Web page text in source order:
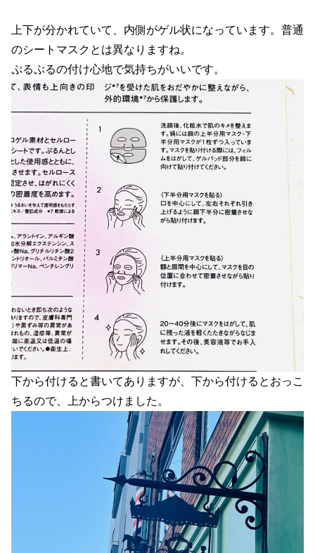
上下が分かれていて、内側がゲル状になっています。普通
のシートマスクとは異なりますね。
ぷるぷるの付け心地で気持ちがいいです。
下から付けると書いてありますが、下から付けるとおっこ
ちるので、上からつけました。